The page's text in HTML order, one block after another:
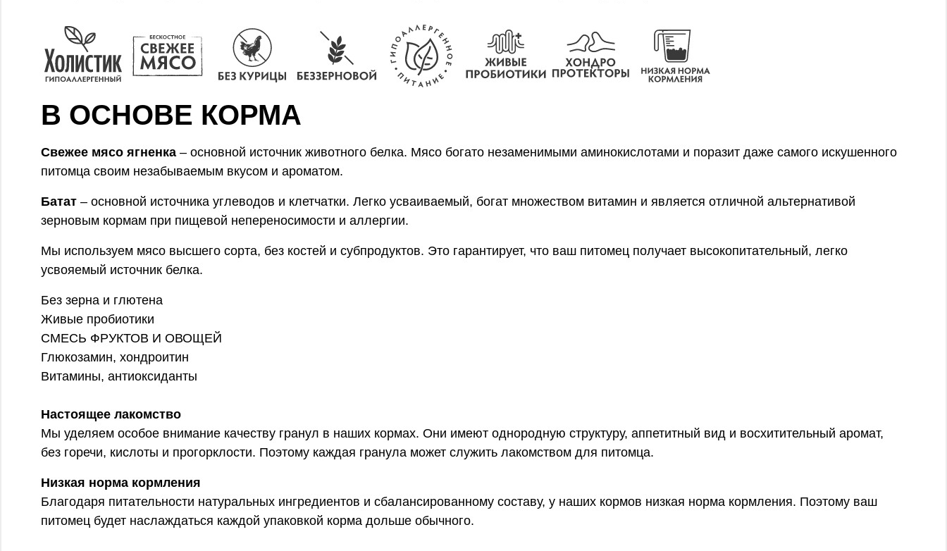
В ОСНОВЕ КОРМА
Свежее мясо ягненка – основной источник животного белка. Мясо богато незаменимыми аминокислотами и поразит даже самого искушенного
питомца своим незабываемым вкусом и ароматом.
Батат – основной источника углеводов и клетчатки. Легко усваиваемый, богат множеством витамин и является отличной альтернативой
зерновым кормам при пищевой непереносимости и аллергии.
Мы используем мясо высшего сорта, без костей и субпродуктов. Это гарантирует, что ваш питомец получает высокопитательный, легко
усвояемый источник белка.
Без зерна и глютена
Живые пробиотики
СМЕСЬ ФРУКТОВ И ОВОЩЕЙ
Глюкозамин, хондроитин
Витамины, антиоксиданты
Настоящее лакомство
Мы уделяем особое внимание качеству гранул в наших кормах. Они имеют однородную структуру, аппетитный вид и восхитительный аромат,
без горечи, кислоты и прогорклости. Поэтому каждая гранула может служить лакомством для питомца.
Низкая норма кормления
Благодаря питательности натуральных ингредиентов и сбалансированному составу, у наших кормов низкая норма кормления. Поэтому ваш
питомец будет наслаждаться каждой упаковкой корма дольше обычного.